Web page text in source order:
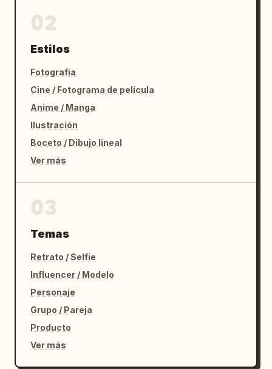
Estilos
Fotografía
Cine / Fotograma de película
Anime / Manga
Ilustración
Boceto / Dibujo lineal
Ver más
Temas
Retrato / Selfie
Influencer / Modelo
Personaje
Grupo / Pareja
Producto
Ver más